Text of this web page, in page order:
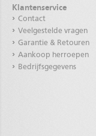
Klantenservice
Contact
Veelgestelde vragen
Garantie & Retouren
Aankoop herroepen
Bedrijfsgegevens